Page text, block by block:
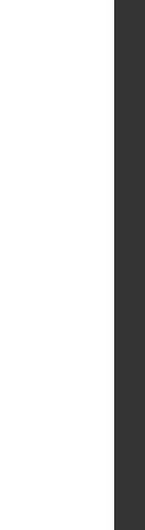
Portugal,
Speed of
têm
de
muito
Europa